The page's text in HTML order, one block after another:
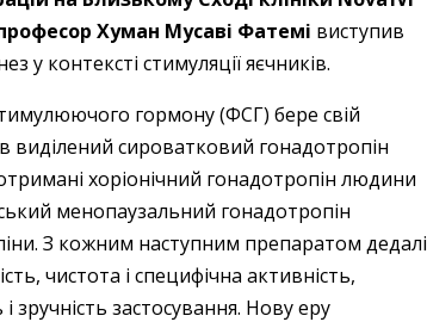
Хуман Мусаві Фатемі виступив
у контексті стимуляції яєчників.
гормону (ФСГ) бере свій
виділений сироватковий гонадотропін
хоріонічний гонадотропін людини
менопаузальний гонадотропін
З кожним наступним препаратом дедалі
чистота і специфічна активність,
зручність застосування. Нову еру